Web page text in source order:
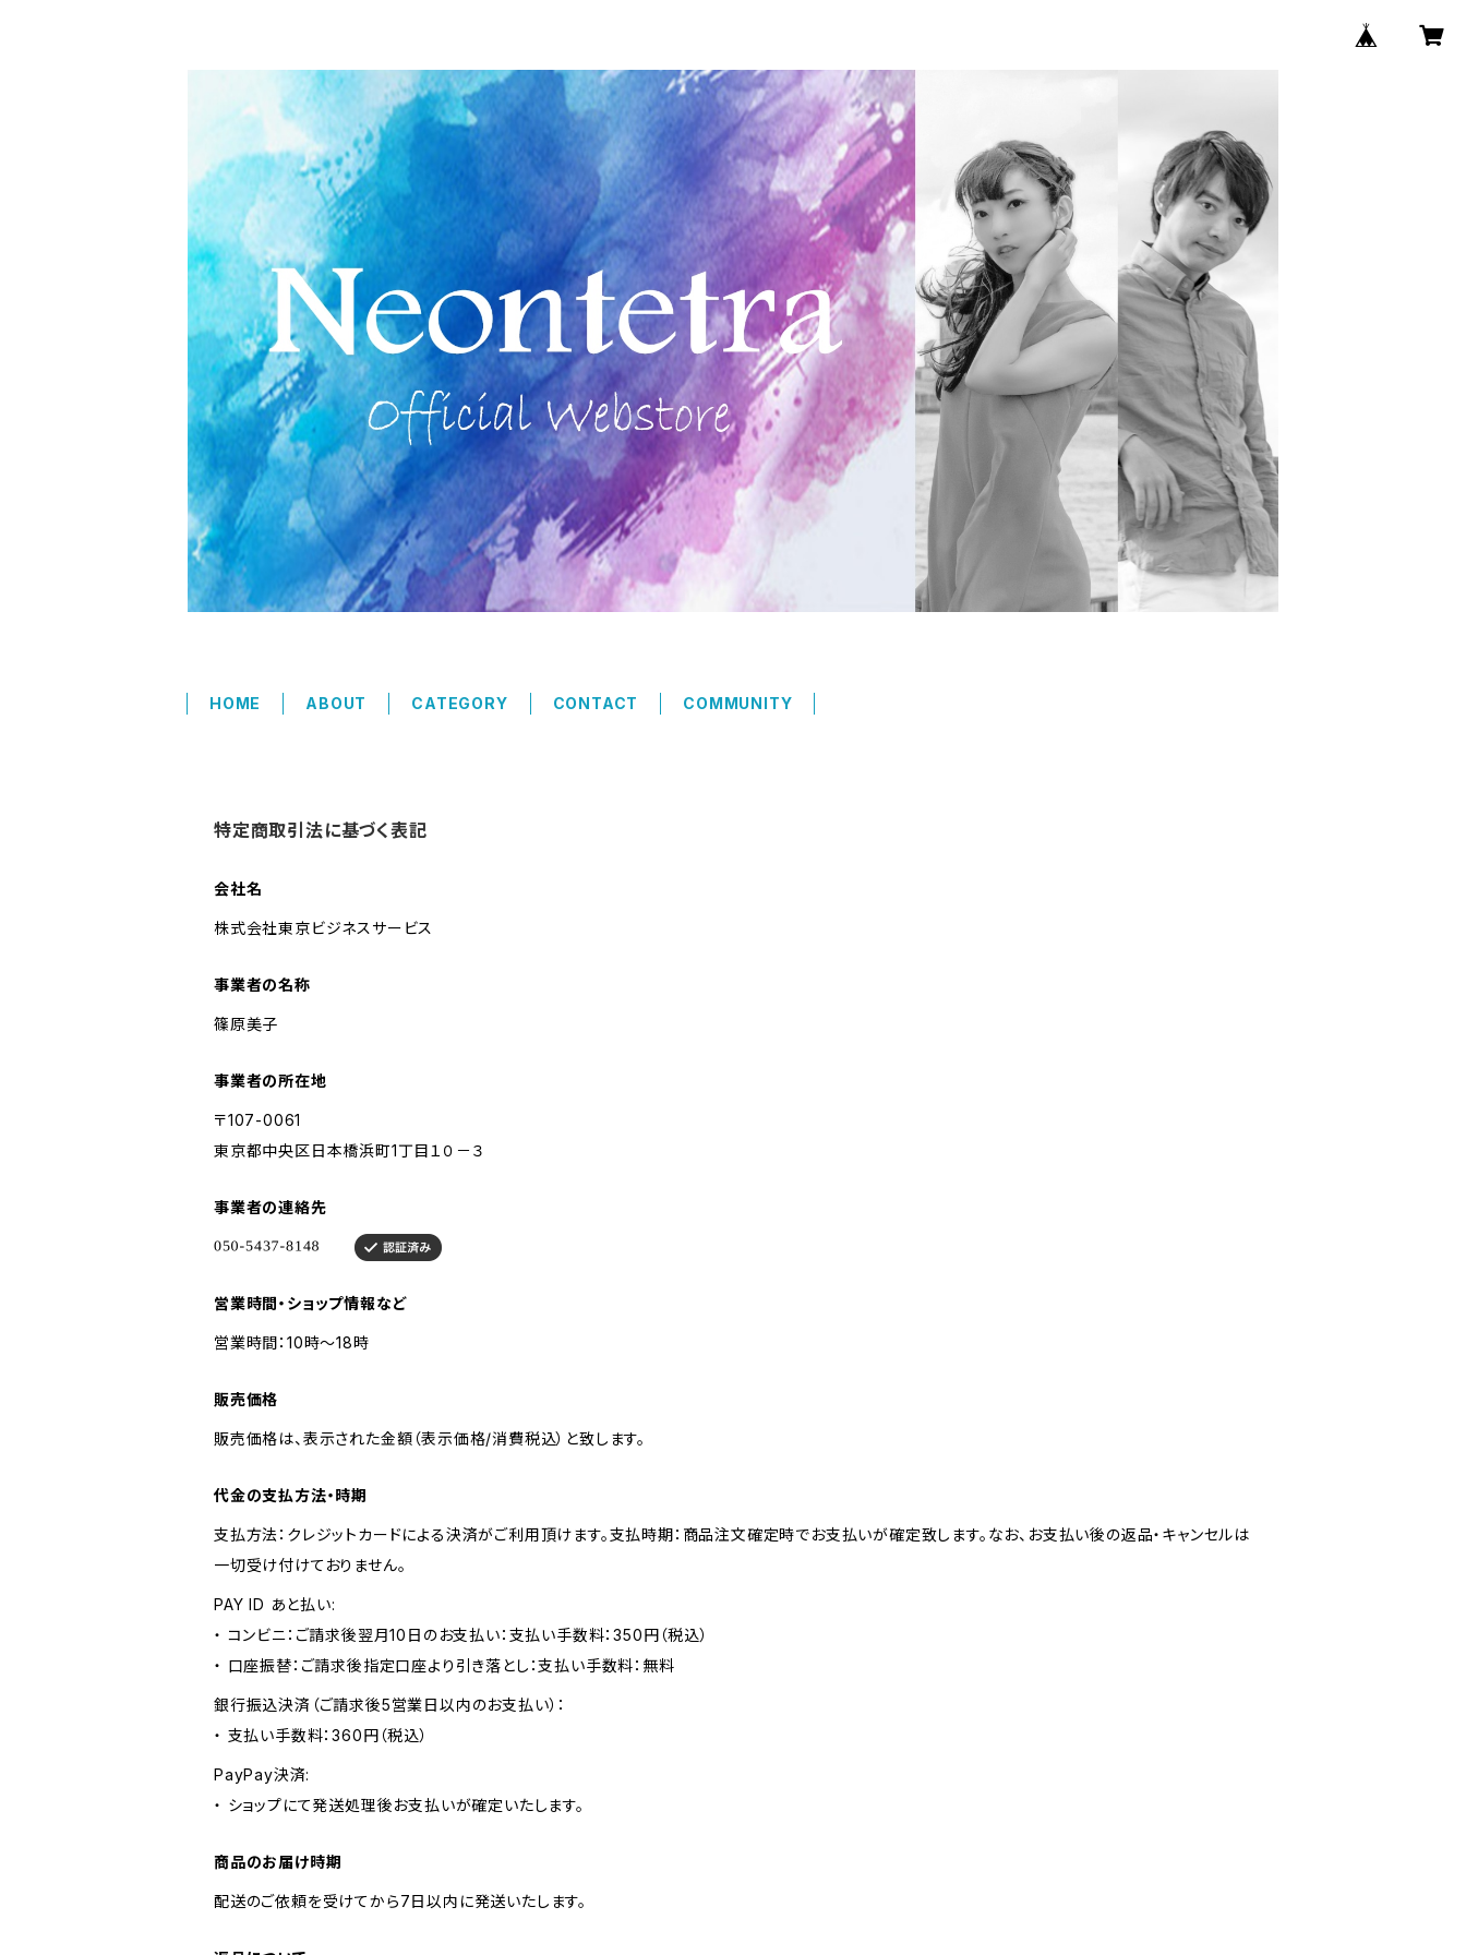
HOME ABOUT CATEGORY CONTACT COMMUNITY
特定商取引法に基づく表記
会社名
株式会社東京ビジネスサービス
事業者の名称
篠原美子
事業者の所在地
〒107-0061
東京都中央区日本橋浜町1丁目１０－３
事業者の連絡先
営業時間・ショップ情報など
営業時間：10時～18時
販売価格
販売価格は、表示された金額（表示価格/消費税込）と致します。
代金の支払方法・時期
支払方法：クレジットカードによる決済がご利用頂けます。支払時期：商品注文確定時でお支払いが確定致します。なお、お支払い後の返品・キャンセルは
一切受け付けておりません。
PAY ID あと払い:
・ コンビニ：ご請求後翌月10日のお支払い：支払い手数料：350円（税込）
・ 口座振替：ご請求後指定口座より引き落とし：支払い手数料：無料
銀行振込決済（ご請求後5営業日以内のお支払い）：
・ 支払い手数料：360円（税込）
PayPay決済:
・ ショップにて発送処理後お支払いが確定いたします。
商品のお届け時期
配送のご依頼を受けてから7日以内に発送いたします。